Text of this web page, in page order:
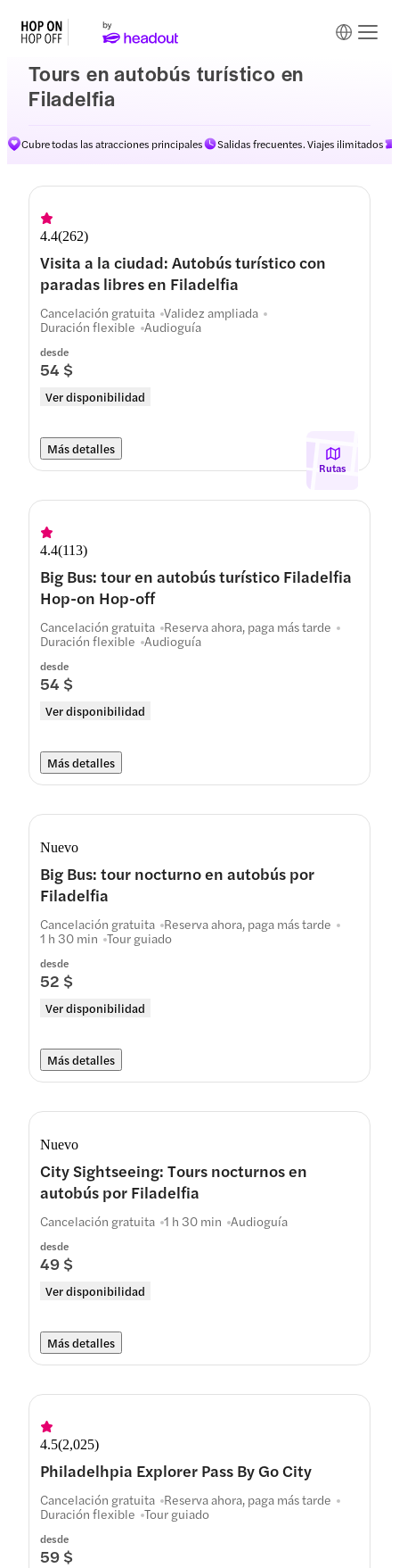
Tours en autobús turístico en
Filadelfia
Cubre todas las atracciones principales Salidas frecuentes. Viajes ilimitados
Rutas
4.4(262)
Visita a la ciudad: Autobús turístico con
paradas libres en Filadelfia
desde
54 $
Ver disponibilidad
Cancelación gratuita Validez ampliada
Duración flexible Audioguía
Más detalles
Rutas
4.4(113)
Big Bus: tour en autobús turístico Filadelfia
Hop-on Hop-off
desde
54 $
Ver disponibilidad
Cancelación gratuita Reserva ahora, paga más tarde
Duración flexible Audioguía
Más detalles
Nuevo
Big Bus: tour nocturno en autobús por
Filadelfia
desde
52 $
Ver disponibilidad
Cancelación gratuita Reserva ahora, paga más tarde
1 h 30 min Tour guiado
Más detalles
Nuevo
City Sightseeing: Tours nocturnos en
autobús por Filadelfia
desde
49 $
Ver disponibilidad
Cancelación gratuita 1 h 30 min Audioguía
Más detalles
4.5(2,025)
Philadelhpia Explorer Pass By Go City
desde
59 $
Cancelación gratuita Reserva ahora, paga más tarde
Duración flexible Tour guiado